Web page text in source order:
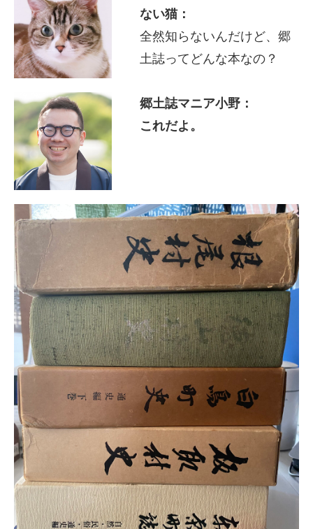
ない猫：
全然知らないんだけど、郷
土誌ってどんな本なの？
郷土誌マニア小野：
これだよ。